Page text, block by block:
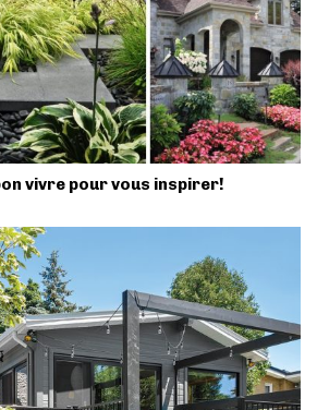
vivre pour vous inspirer!